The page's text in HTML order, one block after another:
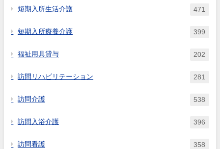
短期入所生活介護 471
短期入所療養介護 399
福祉用具貸与 202
訪問リハビリテーション 281
訪問介護 538
訪問入浴介護 396
訪問看護 358